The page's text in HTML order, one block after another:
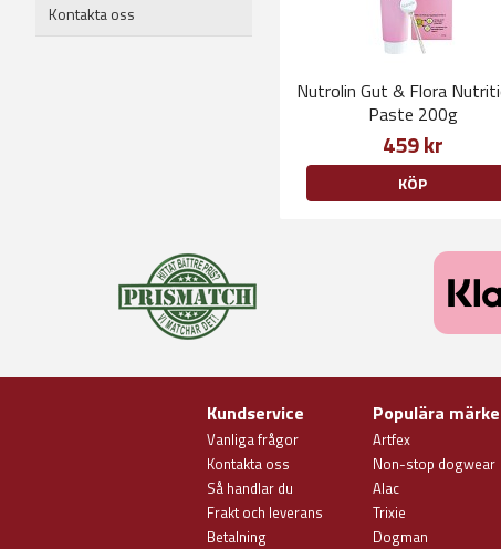
Kontakta oss
Nutrolin Gut & Flora
Paste 200g
459 kr
KÖP
Kundservice
Vanliga frågor
Kontakta oss
Så handlar du
Frakt och leverans
Betalning
Populära
Artfex
Non-stop dogwear
Alac
Trixie
Dogman